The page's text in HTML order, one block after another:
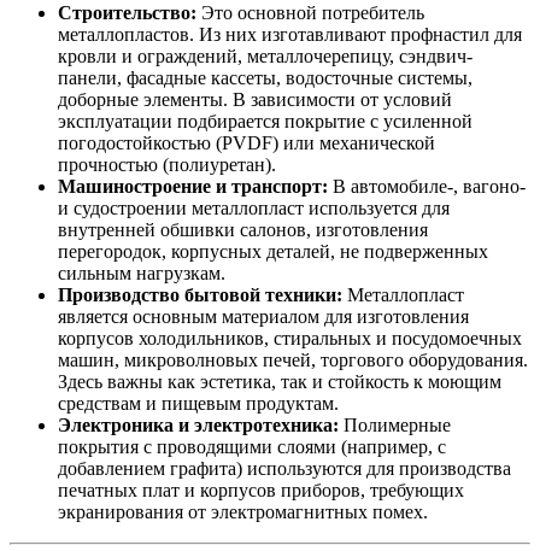
Строительство: Это основной потребитель
металлопластов. Из них изготавливают профнастил для
кровли и ограждений, металлочерепицу, сэндвич-
панели, фасадные кассеты, водосточные системы,
доборные элементы. В зависимости от условий
эксплуатации подбирается покрытие с усиленной
погодостойкостью (PVDF) или механической
прочностью (полиуретан).
Машиностроение и транспорт: В автомобиле-, вагоно-
и судостроении металлопласт используется для
внутренней обшивки салонов, изготовления
перегородок, корпусных деталей, не подверженных
сильным нагрузкам.
Производство бытовой техники: Металлопласт
является основным материалом для изготовления
корпусов холодильников, стиральных и посудомоечных
машин, микроволновых печей, торгового оборудования.
Здесь важны как эстетика, так и стойкость к моющим
средствам и пищевым продуктам.
Электроника и электротехника: Полимерные
покрытия с проводящими слоями (например, с
добавлением графита) используются для производства
печатных плат и корпусов приборов, требующих
экранирования от электромагнитных помех.